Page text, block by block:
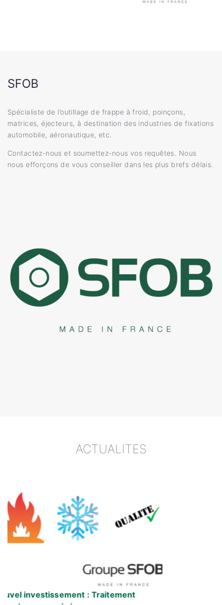
SFOB
Spécialiste de l’outillage de frappe à froid, poinçons,
matrices, éjecteurs, à destination des industries de fixations
automobile, aéronautique, etc.
Contactez-nous et soumettez-nous vos requêtes. Nous
nous efforçons de vous conseiller dans les plus brefs délais.
ACTUALITES
: Traitement